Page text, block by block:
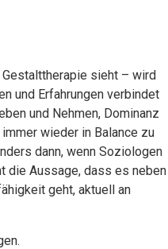
sieht – wird
und Erfahrungen verbindet
und Nehmen, Dominanz
wieder in Balance zu
dann, wenn Soziologen
die Aussage, dass es neben
geht, aktuell an